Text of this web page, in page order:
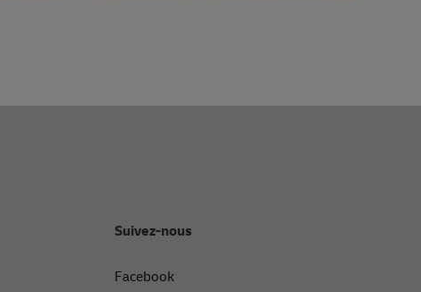
Suivez-nous
Facebook